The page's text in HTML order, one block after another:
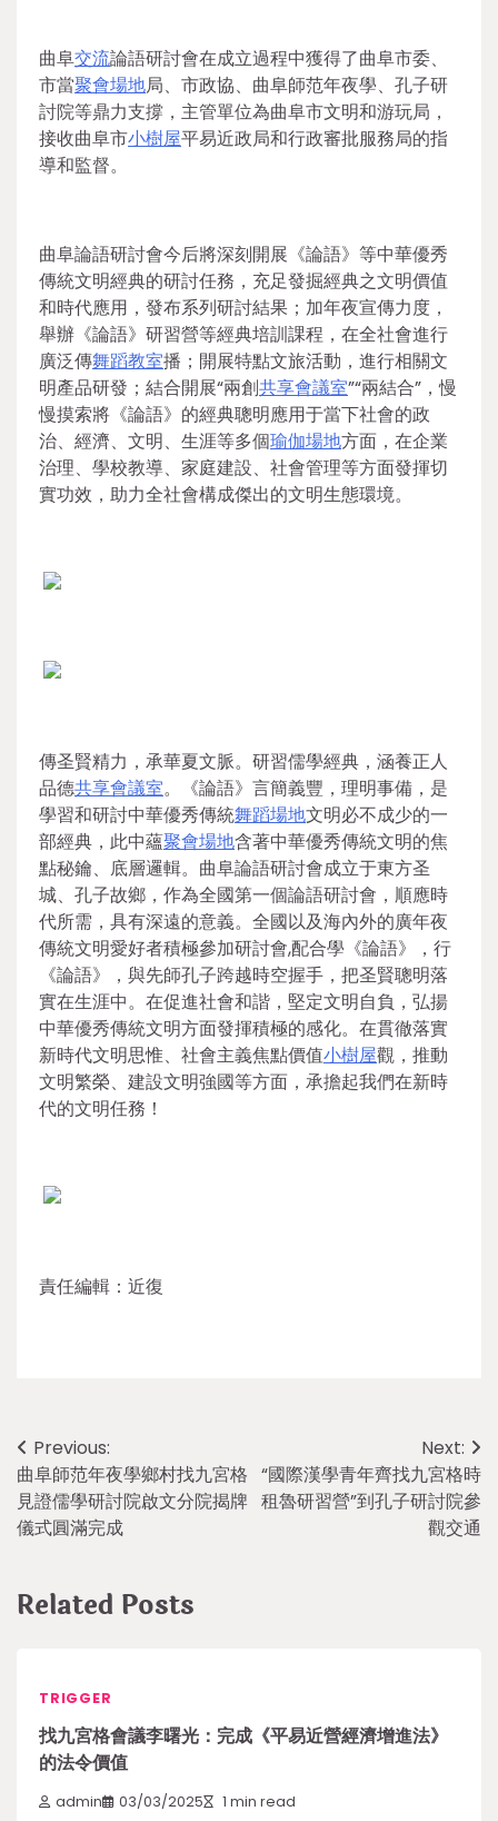
曲阜交流論語研討會在成立過程中獲得了曲阜市委、
市當聚會場地局、市政協、曲阜師范年夜學、孔子研
討院等鼎力支撐，主管單位為曲阜市文明和游玩局，
接收曲阜市小樹屋平易近政局和行政審批服務局的指
導和監督。
曲阜論語研討會今后將深刻開展《論語》等中華優秀
傳統文明經典的研討任務，充足發掘經典之文明價值
和時代應用，發布系列研討結果；加年夜宣傳力度，
舉辦《論語》研習營等經典培訓課程，在全社會進行
廣泛傳舞蹈教室播；開展特點文旅活動，進行相關文
明產品研發；結合開展“兩創共享會議室”“兩結合”，慢
慢摸索將《論語》的經典聰明應用于當下社會的政
治、經濟、文明、生涯等多個瑜伽場地方面，在企業
治理、學校教導、家庭建設、社會管理等方面發揮切
實功效，助力全社會構成傑出的文明生態環境。
傳圣賢精力，承華夏文脈。研習儒學經典，涵養正人
品德共享會議室。《論語》言簡義豐，理明事備，是
學習和研討中華優秀傳統舞蹈場地文明必不成少的一
部經典，此中蘊聚會場地含著中華優秀傳統文明的焦
點秘鑰、底層邏輯。曲阜論語研討會成立于東方圣
城、孔子故鄉，作為全國第一個論語研討會，順應時
代所需，具有深遠的意義。全國以及海內外的廣年夜
傳統文明愛好者積極參加研討會,配合學《論語》，行
《論語》，與先師孔子跨越時空握手，把圣賢聰明落
實在生涯中。在促進社會和諧，堅定文明自負，弘揚
中華優秀傳統文明方面發揮積極的感化。在貫徹落實
新時代文明思惟、社會主義焦點價值小樹屋觀，推動
文明繁榮、建設文明強國等方面，承擔起我們在新時
代的文明任務！
責任編輯：近復
Post
navigation
Previous:
曲阜師范年夜學鄉村找九宮格
見證儒學研討院啟文分院揭牌
儀式圓滿完成
Next:
“國際漢學青年齊找九宮格時
租魯研習營”到孔子研討院參
觀交通
Related Posts
TRIGGER
找九宮格會議李曙光：完成《平易近營經濟增進法》
的法令價值
admin 03/03/2025 1 min read